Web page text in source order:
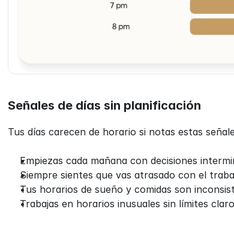
Señales de días sin planificación
Tus días carecen de horario si notas estas
Empiezas cada mañana con decisiones
Siempre sientes que vas atrasado con el
Tus horarios de sueño y comidas son
Trabajas en horarios inusuales sin límites